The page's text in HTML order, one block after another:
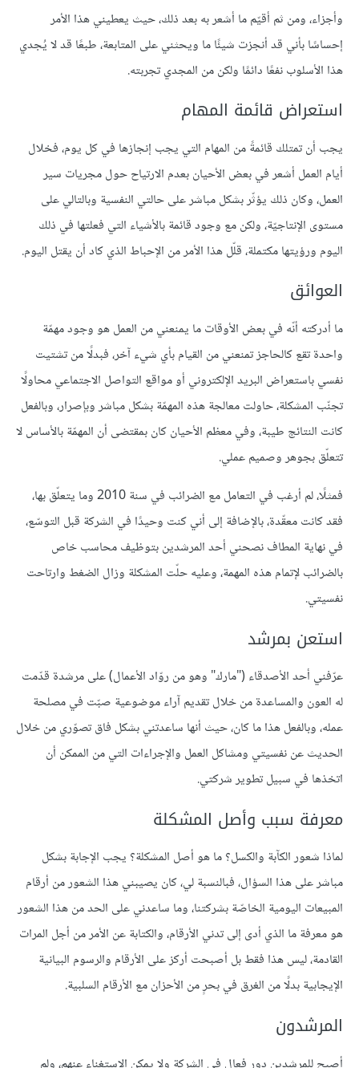
وأجزاء، ومن ثم أقيّم ما أشعر به بعد ذلك، حيث يعطيني هذا الأمر
إحساسًا بأني قد أنجزت شيئًا ما ويحثني على المتابعة، طبعًا قد لا يُجدي
هذا الأسلوب نفعًا دائمًا ولكن من المجدي تجربته.
استعراض قائمة المهام
يجب أن تمتلك قائمةً من المهام التي يجب إنجازها في كل يوم، فخلال
أيام العمل أشعر في بعض الأحيان بعدم الارتياح حول مجريات سير
العمل، وكان ذلك يؤثّر بشكل مباشر على حالتي النفسية وبالتالي على
مستوى الإنتاجيّة، ولكن مع وجود قائمة بالأشياء التي فعلتها في ذلك
اليوم ورؤيتها مكتملة، قلّل هذا الأمر من الإحباط الذي كاد أن يقتل اليوم.
العوائق
ما أدركته أنّه في بعض الأوقات ما يمنعني من العمل هو وجود مهمّة
واحدة تقع كالحاجز تمنعني من القيام بأي شيء آخر، فبدلًا من تشتيت
نفسي باستعراض البريد الإلكتروني أو مواقع التواصل الاجتماعي محاولًا
تجنّب المشكلة، حاولت معالجة هذه المهمّة بشكل مباشر وبإصرار، وبالفعل
كانت النتائج طيبة، وفي معظم الأحيان كان بمقتضى أن المهمّة بالأساس لا
تتعلّق بجوهر وصميم عملي.
فمثلًا، لم أرغب في التعامل مع الضرائب في سنة 2010 وما يتعلّق بها،
فقد كانت معقّدة، بالإضافة إلى أني كنت وحيدًا في الشركة قبل التوسّع،
في نهاية المطاف نصحني أحد المرشدين بتوظيف محاسب خاص
بالضرائب لإتمام هذه المهمة، وعليه حلّت المشكلة وزال الضغط وارتاحت
نفسيتي.
استعن بمرشد
عرّفني أحد الأصدقاء ("مارك" وهو من روّاد الأعمال) على مرشدة قدّمت
له العون والمساعدة من خلال تقديم آراء موضوعية صبّت في مصلحة
عمله، وبالفعل هذا ما كان، حيث أنها ساعدتني بشكل فاق تصوّري من خلال
الحديث عن نفسيتي ومشاكل العمل والإجراءات التي من الممكن أن
اتخذها في سبيل تطوير شركتي.
معرفة سبب وأصل المشكلة
لماذا شعور الكآبة والكسل؟ ما هو أصل المشكلة؟ يجب الإجابة بشكل
مباشر على هذا السؤال، فبالنسبة لي، كان يصيبني هذا الشعور من أرقام
المبيعات اليومية الخاصّة بشركتنا، وما ساعدني على الحد من هذا الشعور
هو معرفة ما الذي أدى إلى تدني الأرقام، والكتابة عن الأمر من أجل المرات
القادمة، ليس هذا فقط بل أصبحت أركز على الأرقام والرسوم البيانية
الإيجابية بدلًا من الغرق في بحرٍ من الأحزان مع الأرقام السلبية.
المرشدون